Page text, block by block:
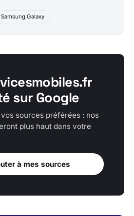
Samsung Galaxy
sur Google
sources préférées : nos
plus haut dans votre
à mes sources